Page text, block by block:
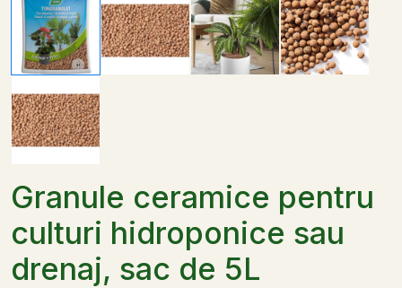
Granule ceramice pentru
culturi hidroponice sau
drenaj, sac de 5L